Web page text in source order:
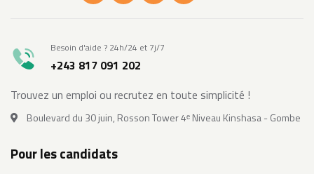
Besoin d'aide ? 24h/24 et 7j/7
+243 817 091 202
Trouvez un emploi ou recrutez en toute simplicité !
Boulevard du 30 juin, Rosson Tower 4ᵉ Niveau Kinshasa - Gombe
Pour les candidats